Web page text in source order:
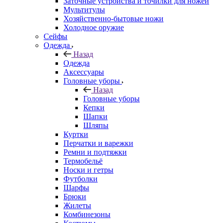
Мультитулы
Хозяйственно-бытовые ножи
Холодное оружие
Сейфы
Одежда
Назад
Одежда
Аксессуары
Головные уборы
Назад
Головные уборы
Кепки
Шапки
Шляпы
Куртки
Перчатки и варежки
Ремни и подтяжки
Термобельё
Носки и гетры
Футболки
Шарфы
Брюки
Жилеты
Комбинезоны